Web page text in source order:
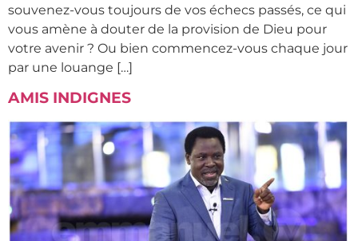
souvenez-vous toujours de vos échecs passés, ce qui
vous amène à douter de la provision de Dieu pour
votre avenir ? Ou bien commencez-vous chaque jour
par une louange […]
AMIS INDIGNES